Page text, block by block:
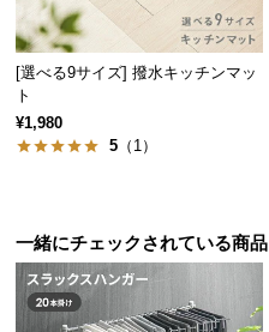
o.,
[選べる9サイズ] 撥水キッチンマッ
ト
¥1,980
5 （1）
一緒にチェックされている商品